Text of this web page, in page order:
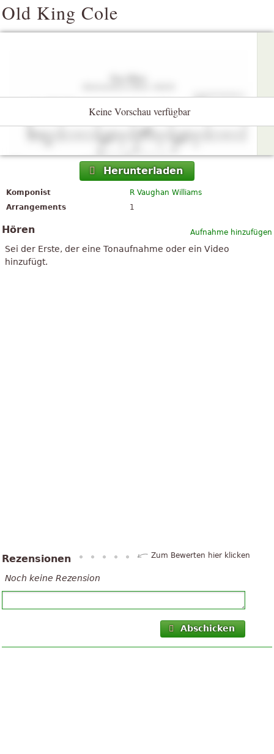
Old King Cole
Keine Vorschau verfügbar
Herunterladen
Komponist
R Vaughan Williams
Arrangements
1
Aufnahme hinzufügen
Hören
Sei der Erste, der eine Tonaufnahme oder ein Video
hinzufügt.
Rezensionen Zum Bewerten hier klicken
Noch keine Rezension
Abschicken